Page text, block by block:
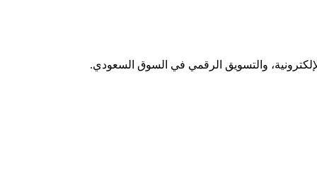
والتسويق الرقمي في السوق السعودي.